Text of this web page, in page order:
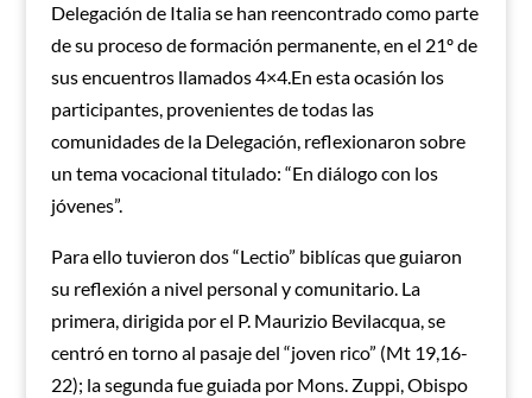
Delegación de Italia se han reencontrado como parte
de su proceso de formación permanente, en el 21º de
sus encuentros llamados 4×4.En esta ocasión los
participantes, provenientes de todas las
comunidades de la Delegación, reflexionaron sobre
un tema vocacional titulado: “En diálogo con los
jóvenes”.
Para ello tuvieron dos “Lectio” biblícas que guiaron
su reflexión a nivel personal y comunitario. La
primera, dirigida por el P. Maurizio Bevilacqua, se
centró en torno al pasaje del “joven rico” (Mt 19,16-
22); la segunda fue guiada por Mons. Zuppi, Obispo